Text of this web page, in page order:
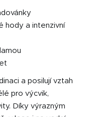
hody a intenzivní
a posilují vztah
pro výcvik,
Díky výrazným